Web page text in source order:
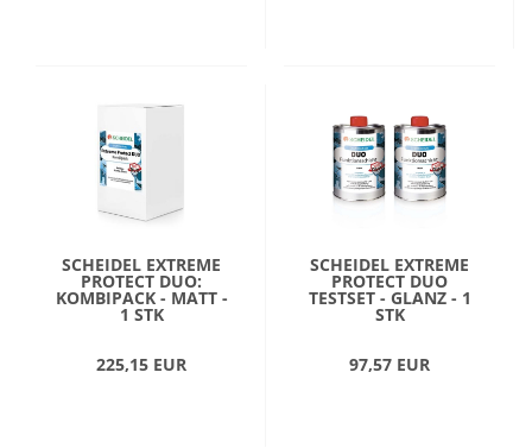
SCHEIDEL EXTREME
PROTECT DUO:
KOMBIPACK - MATT -
1 STK
225,15 EUR
SCHEIDEL EXTREME
PROTECT DUO
TESTSET - GLANZ - 1
STK
97,57 EUR